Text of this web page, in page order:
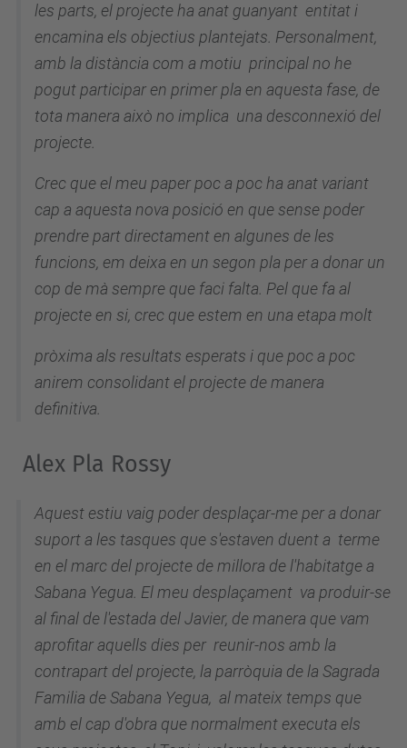
les parts, el projecte ha anat guanyant entitat i
encamina els objectius plantejats. Personalment,
amb la distància com a motiu principal no he
pogut participar en primer pla en aquesta fase, de
tota manera això no implica una desconnexió del
projecte.
Crec que el meu paper poc a poc ha anat variant
cap a aquesta nova posició en que sense poder
prendre part directament en algunes de les
funcions, em deixa en un segon pla per a donar un
cop de mà sempre que faci falta. Pel que fa al
projecte en si, crec que estem en una etapa molt
pròxima als resultats esperats i que poc a poc
anirem consolidant el projecte de manera
definitiva.
Alex Pla Rossy
Aquest estiu vaig poder desplaçar-me per a donar
suport a les tasques que s'estaven duent a terme
en el marc del projecte de millora de l'habitatge a
Sabana Yegua. El meu desplaçament va produir-se
al final de l'estada del Javier, de manera que vam
aprofitar aquells dies per reunir-nos amb la
contrapart del projecte, la parròquia de la Sagrada
Familia de Sabana Yegua, al mateix temps que
amb el cap d'obra que normalment executa els